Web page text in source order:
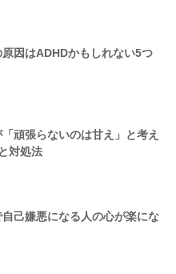
因はADHDかもしれない5つ
頑張らないのは甘え」と考え
対処法
己嫌悪になる人の心が楽にな